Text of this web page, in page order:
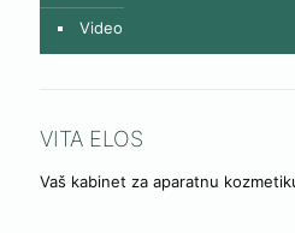
Video
VITA ELOS
Vaš kabinet za aparatnu